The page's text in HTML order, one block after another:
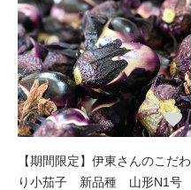
【期間限定】伊東さんのこだわ
り小茄子 新品種 山形N1号